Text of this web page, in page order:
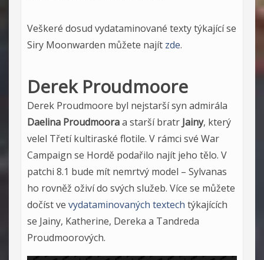
Veškeré dosud vydataminované texty týkající se
Siry Moonwarden můžete najít zde.
Derek Proudmoore
Derek Proudmoore byl nejstarší syn admirála
Daelina Proudmooraa starší bratr Jainy, který
velel Třetí kultiraské flotile. V rámci své War
Campaign se Hordě podařilo najít jeho tělo. V
patchi 8.1 bude mít nemrtvý model – Sylvanas
ho rovněž oživí do svých služeb. Více se můžete
dočíst ve vydataminovaných textech týkajících
se Jainy, Katherine, Dereka a Tandreda
Proudmoorových.